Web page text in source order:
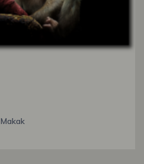
Makak